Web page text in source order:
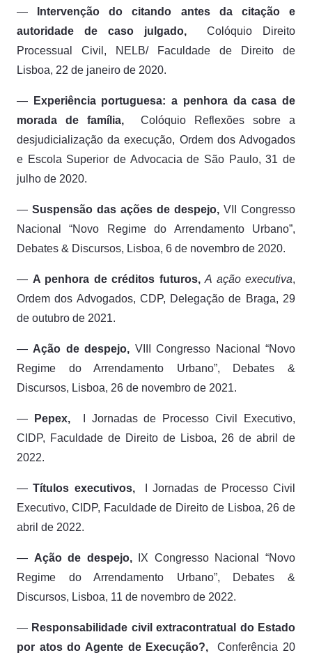
—
Intervenção do citando antes da citação e
autoridade de caso julgado,
Colóquio Direito
Processual Civil, NELB/ Faculdade de Direito de
Lisboa, 22 de janeiro de 2020.
—
Experiência portuguesa: a penhora da casa de
morada de família,
Colóquio
Reflexões sobre a
desjudicialização da execução, Ordem dos Advogados
e Escola Superior de Advocacia de São Paulo, 31 de
julho de 2020.
— Suspensão das ações de despejo, VII Congresso
Nacional “Novo Regime do Arrendamento Urbano”,
Debates & Discursos, Lisboa, 6 de novembro de 2020.
— A penhora de créditos futuros, A ação executiva,
Ordem dos Advogados, CDP, Delegação de Braga, 29
de outubro de 2021.
— Ação de despejo, VIII Congresso Nacional “Novo
Regime do Arrendamento Urbano”, Debates &
Discursos, Lisboa, 26 de novembro de 2021.
— Pepex,
I Jornadas de Processo Civil Executivo,
CIDP, Faculdade de Direito de Lisboa, 26 de abril de
2022.
—Títulos executivos,
I Jornadas de Processo Civil
Executivo, CIDP, Faculdade de Direito de Lisboa, 26 de
abril de 2022.
— Ação de despejo,IX Congresso Nacional “Novo
Regime do Arrendamento Urbano”, Debates &
Discursos, Lisboa, 11 de novembro de 2022.
— Responsabilidade civil extracontratual do Estado
por atos do Agente de Execução?,
Conferência 20